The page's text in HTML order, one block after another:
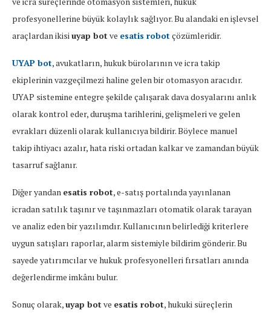
profesyonellerine büyük kolaylık sağlıyor. Bu alandaki en işlevsel
araçlardan ikisi uyap bot ve esatis robot çözümleridir.
UYAP bot, avukatların, hukuk bürolarının ve icra takip
ekiplerinin vazgeçilmezi haline gelen bir otomasyon aracıdır.
UYAP sistemine entegre şekilde çalışarak dava dosyalarını anlık
olarak kontrol eder, duruşma tarihlerini, gelişmeleri ve gelen
evrakları düzenli olarak kullanıcıya bildirir. Böylece manuel
takip ihtiyacı azalır, hata riski ortadan kalkar ve zamandan büyük
tasarruf sağlanır.
Diğer yandan esatis robot, e-satış portalında yayınlanan
icradan satılık taşınır ve taşınmazları otomatik olarak tarayan
ve analiz eden bir yazılımdır. Kullanıcının belirlediği kriterlere
uygun satışları raporlar, alarm sistemiyle bildirim gönderir. Bu
sayede yatırımcılar ve hukuk profesyonelleri fırsatları anında
değerlendirme imkânı bulur.
Sonuç olarak,uyap bot ve esatis robot, hukuki süreçlerin